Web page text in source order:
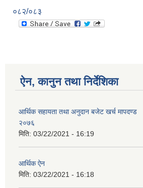
०८२/०८३
ऐन, कानुन तथा निर्देशिका
आर्थिक सहायता तथा अनुदान बजेट खर्च मापदण्ड
२०७६
मिति: 03/22/2021 - 16:19
आर्थिक ऐन
मिति: 03/22/2021 - 16:18